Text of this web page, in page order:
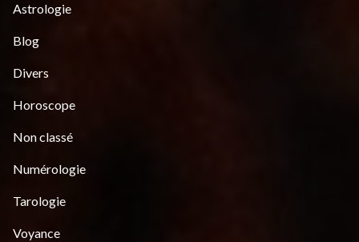
Astrologie
Blog
Divers
Horoscope
Non classé
Numérologie
Tarologie
Voyance